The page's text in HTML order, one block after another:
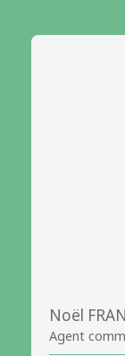
Noël
Agent